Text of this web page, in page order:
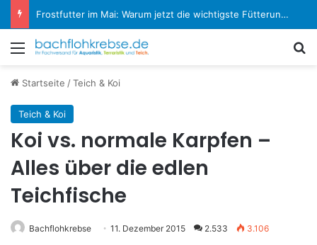
Koi-Krankheiten erkennen und behandeln: Der große Experten-Ratgeber
Menü
Startseite /Teich & Koi
Teich & Koi
Koi vs. normale Karpfen –
Alles über die edlen
Teichfische
Bachflohkrebse 11. Dezember 2015 2.533 3.106